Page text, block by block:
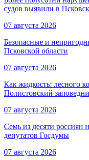
судов выявили в
07 августа 2026
Безопасные и
Псковской области
07 августа 2026
Как жидкость: лесного
Полистовский
07 августа 2026
Семь из десяти россиян
депутатов Госдумы
07 августа 2026